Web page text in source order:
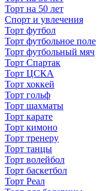
Торт на 50 лет
Спорт и увлечения
Торт футбол
Торт футбольное поле
Торт футбольный мяч
Торт Спартак
Торт ЦСКА
Торт хоккей
Торт гольф
Торт шахматы
Торт карате
Торт кимоно
Торт тренеру
Торт танцы
Торт волейбол
Торт баскетбол
Торт Реал